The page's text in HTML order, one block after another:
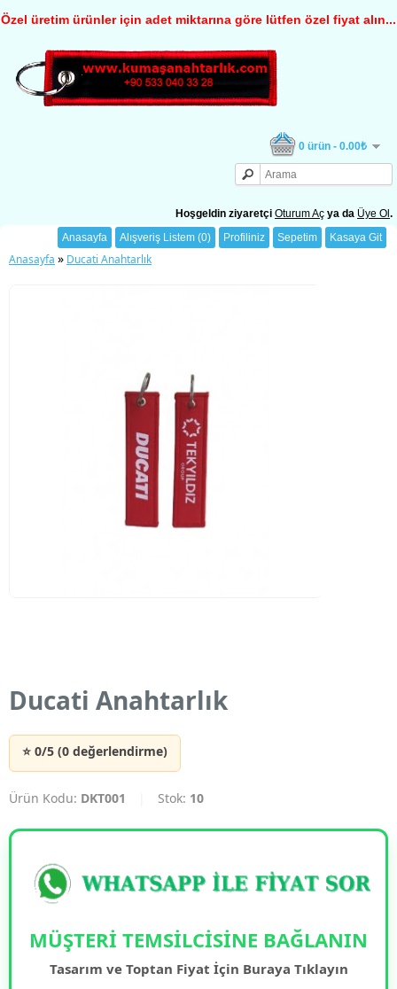
Özel üretim ürünler için adet miktarına göre lütfen özel fiyat alın...
0 ürün - 0.00₺
Hoşgeldin ziyaretçi Oturum Aç ya da Üye Ol .
Anasayfa
Alışveriş Listem (0) Profiliniz Sepetim Kasaya Git
Anasayfa » Ducati Anahtarlık
Ducati Anahtarlık
⭐ 0/5 (0 değerlendirme)
Ürün Kodu: DKT001 Stok: 10
MÜŞTERİ TEMSİLCİSİNE BAĞLANIN
Tasarım ve Toptan Fiyat İçin Buraya Tıklayın